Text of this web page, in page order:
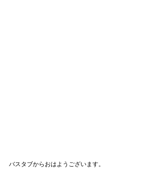
バスタブからおはようございます。